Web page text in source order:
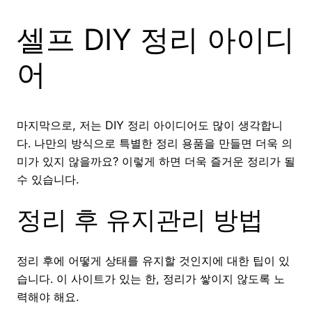
셀프 DIY 정리 아이디
어
마지막으로, 저는 DIY 정리 아이디어도 많이 생각합니
다. 나만의 방식으로 특별한 정리 용품을 만들면 더욱 의
미가 있지 않을까요? 이렇게 하면 더욱 즐거운 정리가 될
수 있습니다.
정리 후 유지관리 방법
정리 후에 어떻게 상태를 유지할 것인지에 대한 팁이 있
습니다. 이 사이트가 있는 한, 정리가 쌓이지 않도록 노
력해야 해요.